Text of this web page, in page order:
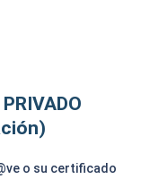
o su certificado